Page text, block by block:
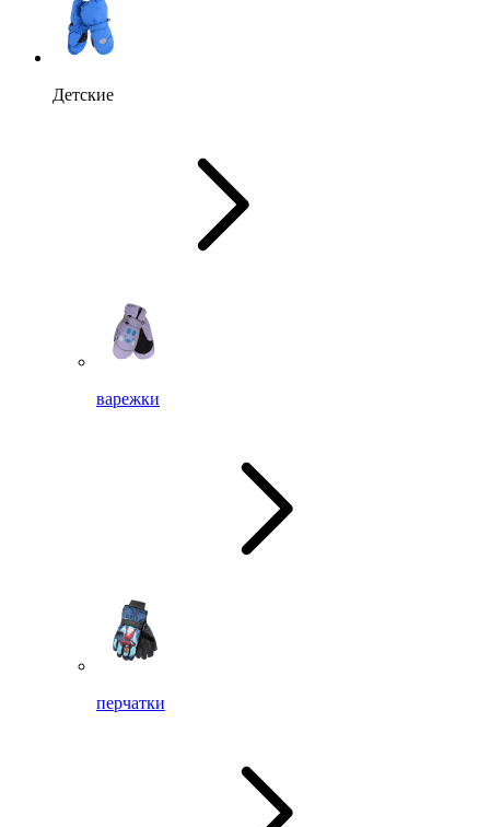
Детские
варежки
перчатки